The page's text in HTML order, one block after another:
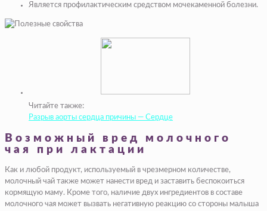
Является профилактическим средством мочекаменной болезни.
Читайте также:
Разрыв аорты сердца причины — Сердце
Возможный вред молочного
чая при лактации
Как и любой продукт, используемый в чрезмерном количестве,
молочный чай также может нанести вред и заставить беспокоиться
кормящую маму. Кроме того, наличие двух ингредиентов в составе
молочного чая может вызвать негативную реакцию со стороны малыша